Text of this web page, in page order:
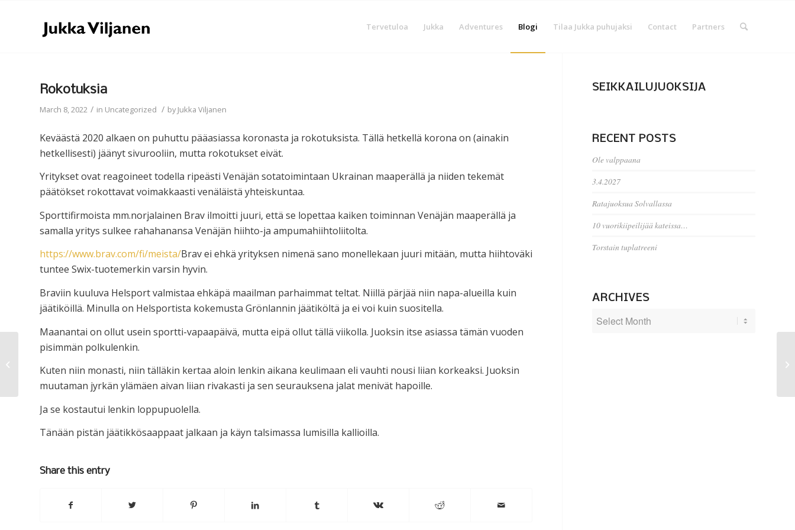
Tervetuloa Jukka Adventures Blogi Tilaa Jukka puhujaksi Contact Partners
Rokotuksia
March 8, 2022 / in Uncategorized / byJukka Viljanen
Keväästä 2020 alkaen on puhuttu pääasiassa koronasta ja rokotuksista. Tällä hetkellä korona on (ainakin
hetkellisesti) jäänyt sivurooliin, mutta rokotukset eivät.
Yritykset ovat reagoineet todella ripeästi Venäjän sotatoimintaan Ukrainan maaperällä ja niiden tekemät
päätökset rokottavat voimakkaasti venäläistä yhteiskuntaa.
Sporttifirmoista mm.norjalainen Brav ilmoitti juuri, että se lopettaa kaiken toiminnan Venäjän maaperällä ja
samalla yritys sulkee rahahanansa Venäjän hiihto-ja ampumahiihtoliitolta.
https://www.brav.com/fi/meista/Brav ei ehkä yrityksen nimenä sano monellekaan juuri mitään, mutta hiihtoväki
tuntee Swix-tuotemerkin varsin hyvin.
Braviin kuuluva Helsport valmistaa ehkäpä maailman parhaimmat teltat. Niillä pärjää niin napa-alueilla kuin
jäätiköillä. Minulla on Helsportista kokemusta Grönlannin jäätiköltä ja ei voi kuin suositella.
Maanantai on ollut usein sportti-vapaapäivä, mutta eipä ollut tällä viikolla. Juoksin itse asiassa tämän vuoden
pisimmän polkulenkin.
Kuten niin monasti, niin tälläkin kertaa aloin lenkin aikana keulimaan eli vauhti nousi liian korkeaksi. Juoksin
muutaman jyrkän ylämäen aivan liian rivakasti ja sen seurauksena jalat menivät hapoille.
Ja se kostautui lenkin loppupuolella.
Tänään pistän jäätikkösaappaat jalkaan ja käyn talsimassa lumisilla kallioilla.
Share this entry
SEIKKAILUJUOKSIJA
RECENT POSTS
Ole valppaana
3.4.2027
Ratajuoksua Solvallassa
10 vuorikiipeilijää kateissa…
Torstain tuplatreeni
ARCHIVES